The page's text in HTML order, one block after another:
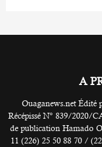
A
Ouaganews.net Édité
Récépissé N° 839/2020/
de publication Hamado
11 (226) 25 50 88 70 /